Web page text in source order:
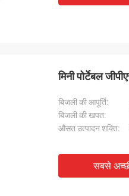
समय
मिनी पोर्टेबल
बिजली की आपूर्ति:
बिजली की खपत:
औसत उत्पादन शक्ति:
सबसे